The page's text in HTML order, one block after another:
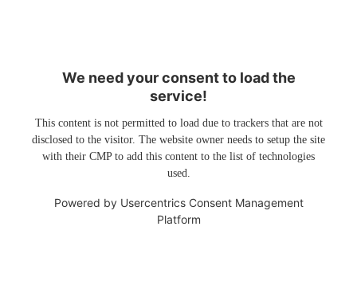
We need your consent to load the
service!
This content is not permitted to load due to trackers that are not
disclosed to the visitor. The website owner needs to setup the site
with their CMP to add this content to the list of technologies
used.
Powered by Usercentrics Consent Management
Platform